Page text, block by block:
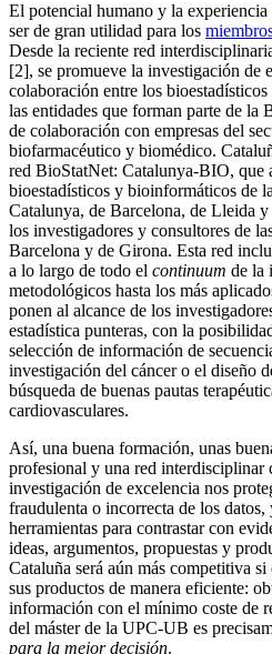
El potencial humano y la experiencia
ser de gran utilidad para los
Desde la reciente red
[2], se promueve la investigación de
colaboración entre los
las entidades que forman parte de la
de colaboración con empresas del
biofarmacéutico y biomédico.
red BioStatNet: Catalunya-BIO, que
bioestadísticos y bioinformáticos de
Catalunya, de Barcelona, de Lleida
los investigadores y consultores de
Barcelona y de Girona. Esta red
a lo largo de todo el continuum de la
metodológicos hasta los más
ponen al alcance de los
estadística punteras, con la
selección de información de
investigación del cáncer o el diseño
búsqueda de buenas pautas
cardiovasculares.
Así, una buena formación, unas
profesional y una red interdisciplinar
investigación de excelencia nos
fraudulenta o incorrecta de los
herramientas para contrastar con
ideas, argumentos, propuestas y
Cataluña será aún más competitiva
sus productos de manera eficiente:
información con el mínimo coste de
del máster de la UPC-UB es
para la mejor decisión.